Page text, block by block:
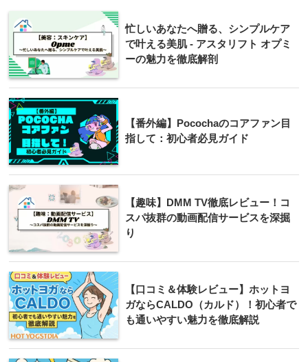
忙しいあなたへ贈る、シンプルケア
で叶える美肌 - アスタリフト オプミ
ーの魅力を徹底解剖
【番外編】Pocochaのコアファン目
指して：初心者必見ガイド
【趣味】DMM TV徹底レビュー！コ
スパ抜群の動画配信サービスを深掘
り
【口コミ＆体験レビュー】ホットヨ
ガならCALDO（カルド）！初心者で
も通いやすい魅力を徹底解説